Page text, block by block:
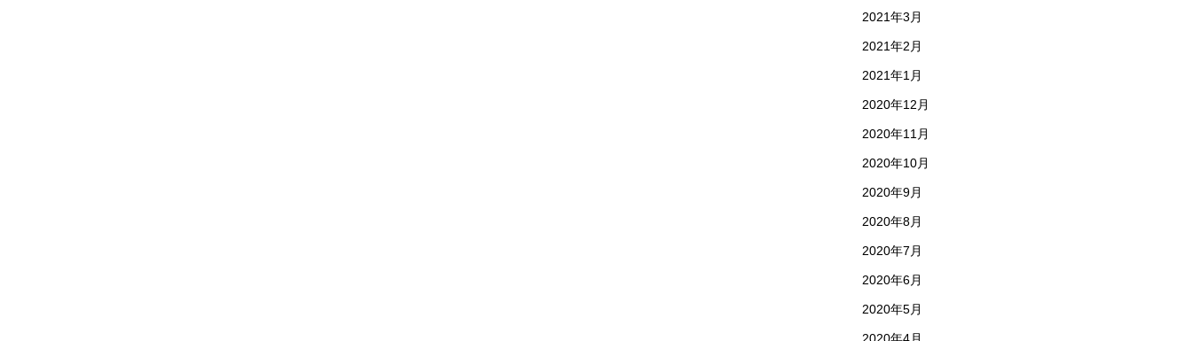
2021年3月
2021年2月
2021年1月
2020年12月
2020年11月
2020年10月
2020年9月
2020年8月
2020年7月
2020年6月
2020年5月